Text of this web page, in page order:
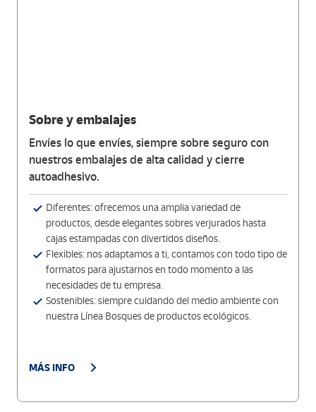
Sobre y embalajes
Envíes lo que envíes, siempre sobre seguro con
nuestros embalajes de alta calidad y cierre
autoadhesivo.
Diferentes: ofrecemos una amplia variedad de
productos, desde elegantes sobres verjurados hasta
cajas estampadas con divertidos diseños.
Flexibles: nos adaptamos a ti, contamos con todo tipo de
formatos para ajustarnos en todo momento a las
necesidades de tu empresa.
Sostenibles: siempre cuidando del medio ambiente con
nuestra Línea Bosques de productos ecológicos.
MÁS INFO